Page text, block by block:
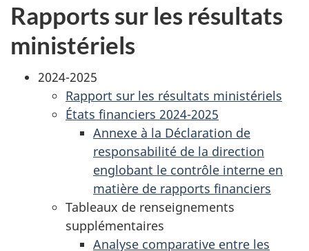
Rapports sur les résultats
ministériels
2024-2025
Rapport sur les résultats ministériels
États financiers 2024-2025
Annexe à la Déclaration de
responsabilité de la direction
englobant le contrôle interne en
matière de rapports financiers
Tableaux de renseignements
supplémentaires
Analyse comparative entre les